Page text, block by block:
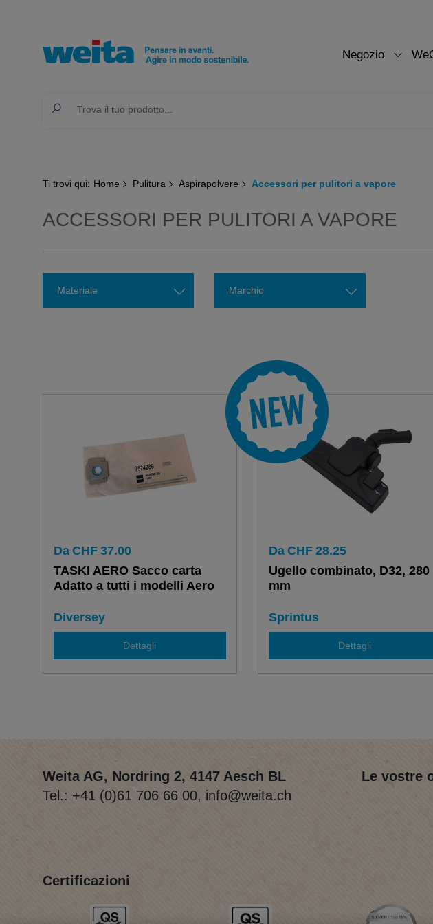
Negozio
Ti trovi qui: Home Pulitura Aspirapolvere Accessori per pulitori a vapore
ACCESSORI PER PULITORI A VAPORE
Materiale Marchio
Da CHF 37.00
TASKI AERO Sacco carta
Adatto a tutti i modelli Aero
Diversey
Dettagli
Da CHF 28.25
Ugello combinato, D32, 280
mm
Sprintus
Dettagli
Weita AG, Nordring 2, 4147 Aesch BL
Tel.: +41 (0)61 706 66 00, info@weita.ch
Le vostre
Certificazioni